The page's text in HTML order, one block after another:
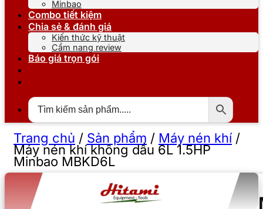
Minbao
Combo tiết kiệm
Chia sẻ & đánh giá
Kiến thức kỹ thuật
Cẩm nang review
Báo giá trọn gói
Trang chủ / Sản phẩm / Máy nén khí/
Máy nén khí không dầu 6L 1.5HP
Minbao MBKD6L